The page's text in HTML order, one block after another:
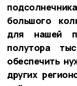
большого
для нашей
полутора
обеспечить
других